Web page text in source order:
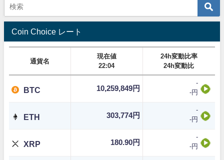
Coin Choice レート
通貨名
現在値
22:04
24h変動比率
24h変動比
BTC 10,259,849円
-
-円
ETH 303,774円
-
-円
XRP 180.90円
-
-円